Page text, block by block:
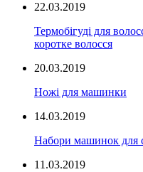
22.03.2019
Термобігуді для
коротке волосся
20.03.2019
Ножі для машинки
14.03.2019
Набори машинок для
11.03.2019